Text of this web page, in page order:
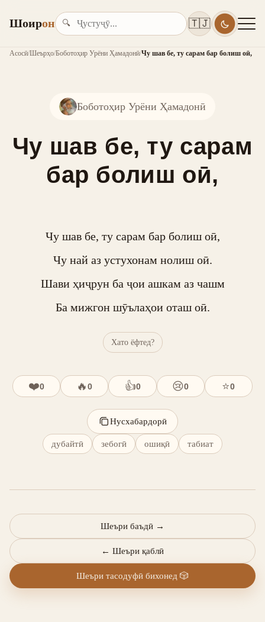
Шоирон 🔍 🇹🇯
Асосӣ/Шеърҳо/Боботоҳир Урёни Ҳамадонӣ/Чу шав бе, ту сарам бар болиш оӣ,
Боботоҳир Урёни Ҳамадонӣ
Чу шав бе, ту сарам
бар болиш оӣ,
Чу шав бе, ту сарам бар болиш оӣ,
Чу най аз устухонам нолиш оӣ.
Шави ҳиҷрун ба ҷои ашкам аз чашм
Ба мижгон шӯълаҳои оташ оӣ.
Хато ёфтед?
❤️0 🔥0 👍0 😢0 ⭐0
Нусхабардорӣ
дубайтӣ зебогӣ ошиқӣ табиат
← Шеъри қаблӣ
Шеъри баъдӣ →
Шеъри тасодуфӣ бихонед 🎲